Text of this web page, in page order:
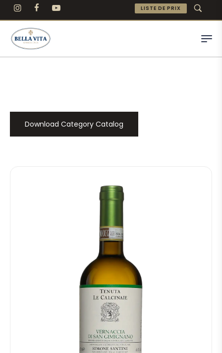
LISTE DE PRIX
Download Category Catalog